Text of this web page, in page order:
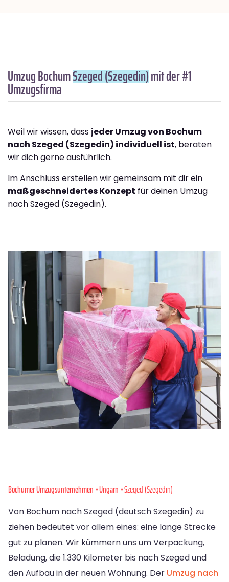
Umzug BochumSzeged (Szegedin)mit der #1
Umzugsfirma
Weil wir wissen, dass jeder Umzug von Bochum
nach Szeged (Szegedin) individuell ist, beraten
wir dich gerne ausführlich.
Im Anschluss erstellen wir gemeinsam mit dir ein
maßgeschneidertes Konzept für deinen Umzug
nach Szeged (Szegedin).
Bochumer Umzugsunternehmen»Ungarn» Szeged (Szegedin)
Von Bochum nach Szeged (deutsch Szegedin) zu
ziehen bedeutet vor allem eines: eine lange Strecke
gut zu planen. Wir kümmern uns um Verpackung,
Beladung, die 1.330 Kilometer bis nach Szeged und
den Aufbau in der neuen Wohnung. Der Umzug nach